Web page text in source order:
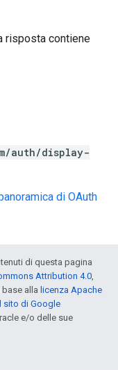
risposta contiene
auth/display-
di OAuth
di questa pagina
Attribution 4.0,
alla licenza Apache
sito di Google
e/o delle sue